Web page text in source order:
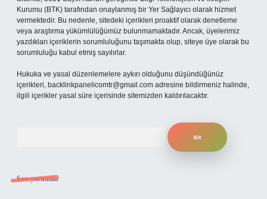
Kurumu (BTK) tarafından onaylanmış bir Yer Sağlayıcı olarak hizmet
vermektedir. Bu nedenle, sitedeki içerikleri proaktif olarak denetleme
veya araştırma yükümlülüğümüz bulunmamaktadır. Ancak, üyelerimiz
yazdıkları içeriklerin sorumluluğunu taşımakta olup, siteye üye olarak bu
sorumluluğu kabul etmiş sayılırlar.
Hukuka ve yasal düzenlemelere aykırı olduğunu düşündüğünüz
içerikleri, backlinkpanelicomtr@gmail.com adresine bildirmeniz halinde,
ilgili içerikler yasal süre içerisinde sitemizden kaldırılacaktır.
Son yorumlar